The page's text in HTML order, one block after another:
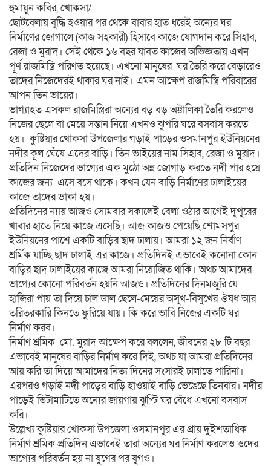
হুমায়ুন কবির, খোকসা/
ছোটবেলায় বুদ্ধি হওয়ার পর থেকে বাবার হাত ধরেই অন্যের ঘর
নির্মাণের জোগালে (কাজ সহকারী) হিসাবে কাজে যোগদান করে সিহাব,
রেজা ও মুরাদ। সেই থেকে ১৬ বছর যাবত কাজের অভিজ্ঞতায় এখন
পূর্ণ রাজমিস্ত্রি পরিণত হয়েছে। এখনো মানুষের ঘর তৈরি করে বেড়ারেও
তাদের নিজেদেরই থাকার ঘর নাই। এমন আক্ষেপ রাজমিস্ত্রি পরিবারের
আপন তিন ভায়ের।
ভাগ্যাহত এসকল রাজমিস্ত্রিরা অন্যের বড় বড় অট্টালিকা তৈরি করলেও
নিজের ছেলে বা মেয়ে সন্তান নিয়ে এখনও ঝুপরি ঘরে বসবাস করতে
হয়। কুষ্টিয়ার খোকসা উপজেলার গড়াই পাড়ের ওসমানপুর ইউনিয়নের
নদীর কূল ঘেঁষে এদের বাড়ি। তিন ভাইয়ের নাম সিহাব, রেজা ও মুরাদ।
প্রতিদিন নিজেদের ভাগ্যের এক মুঠো অন্ন জোগাড় করতে নদী পার হয়ে
কাজের জন্য এসে বসে থাকে। কখন যেন বাড়ি নির্মাণের ঢালাইয়ের
কাজে তাদের ডাকা হয়।
প্রতিদিনের ন্যায় আজও সোমবার সকালেই বেলা ওঠার আগেই দুপুরের
খাবার হাতে নিয়ে কাজে এসেছি। আজ কাজও পেয়েছি শোমসপুর
ইউনিয়নের পাশে একটি বাড়ির ছাদ ঢালায়। আমরা ১২ জন নির্বাণ
শ্রর্মিক যাচ্ছি ছাদ ঢালাই এর কাজে। প্রতিদিনই এভাবেই কনোনা কোন
বাড়ির ছাদ ঢালাইয়ের কাজে আমরা নিয়োজিত থাকি। অথচ আমাদের
ভাগ্যের কোনো পরিবর্তন হয়নি আজও। প্রতিদিনের দিনমজুরি যে
হাজিরা পায় তা দিয়ে চাল ডাল ছেলে-মেয়ের অসুখ-বিসুখের ঔষধ আর
তরিতরকারি কিনতে ফুরিয়ে যায়। কি করে ভাবি নিজের একটি ঘর
নির্মাণ করব।
নির্মাণ শ্রমিক মো. মুরাদ আক্ষেপ করে বললেন, জীবনের ২৮ টি বছর
এভাবেই মানুষের বাড়ির নির্মাণ করে দিই, অথচ যা আমরা প্রতিদিনের
আয় করি তা দিয়ে আমাদের নিত্য দিনের সংসারই চালাতে পারিনা।
এরপরও গড়াই নদী পাড়ের বাড়ি হাওয়াই বাড়ি ভেঙেছে তিনবার। নদীর
পাড়েই ভিটামাটিতে অন্যের জায়গায় ঝুপ্টি ঘর বেঁধে এখনো বসবাস
করি।
উল্লেখ্য কুষ্টিয়ার খোকসা উপজেলা ওসমানপুর এর প্রায় দুইশতাধিক
নির্মাণ শ্রমিক প্রতিদিন এভাবেই তারা অন্যের ঘর নির্মাণ করলেও ওদের
ভাগ্যের পরিবর্তন হয় না যুগের পর যুগও।